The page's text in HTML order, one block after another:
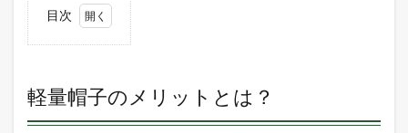
目次
のメ
リッ
トと
軽量帽子のメリットとは？